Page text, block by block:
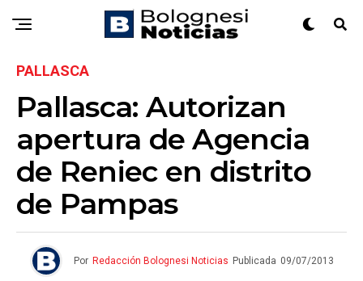
PALLASCA
Pallasca: Autorizan
apertura de Agencia
de Reniec en distrito
de Pampas
Por Redacción Bolognesi Noticias Publicada 09/07/2013